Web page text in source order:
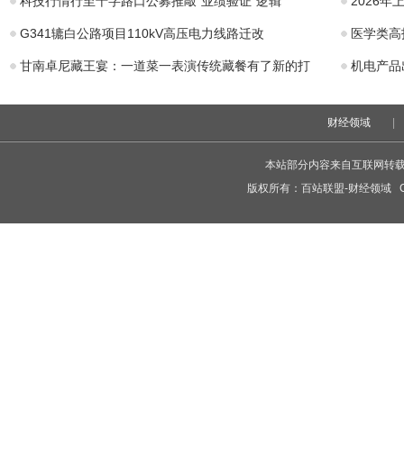
G341辘白公路项目110kV高压电力线路迁改 医学类
甘南卓尼藏王宴：一道菜一表演传统藏餐有了新的打 机电产
财经领域
本站部分内容来自互联网转
版权所有： 百站联盟-财经领域